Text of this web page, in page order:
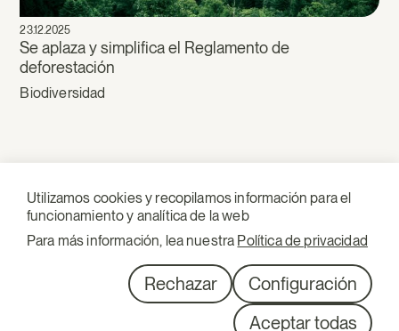
23.12.2025
Se aplaza y simplifica el Reglamento de
deforestación
Biodiversidad
Descubre nuestro boletín de actualidad sobre derecho
Utilizamos cookies y recopilamos información para el
funcionamiento y analítica de la web
Para más información, lea nuestra Política de privacidad
Rechazar
Configuración
Aceptar todas